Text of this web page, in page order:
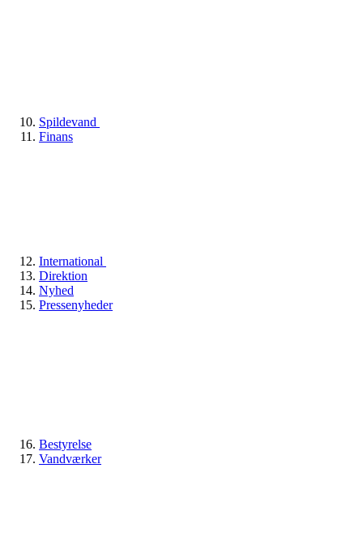
Spildevand
Finans
International
Direktion
Nyhed
Pressenyheder
Bestyrelse
Vandværker